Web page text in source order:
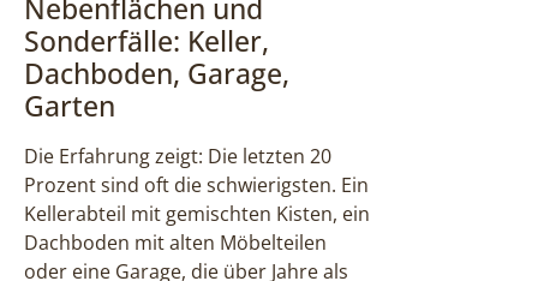
Nebenflächen und
Sonderfälle: Keller,
Dachboden, Garage,
Garten
Die Erfahrung zeigt: Die letzten 20
Prozent sind oft die schwierigsten. Ein
Kellerabteil mit gemischten Kisten, ein
Dachboden mit alten Möbelteilen
oder eine Garage, die über Jahre als